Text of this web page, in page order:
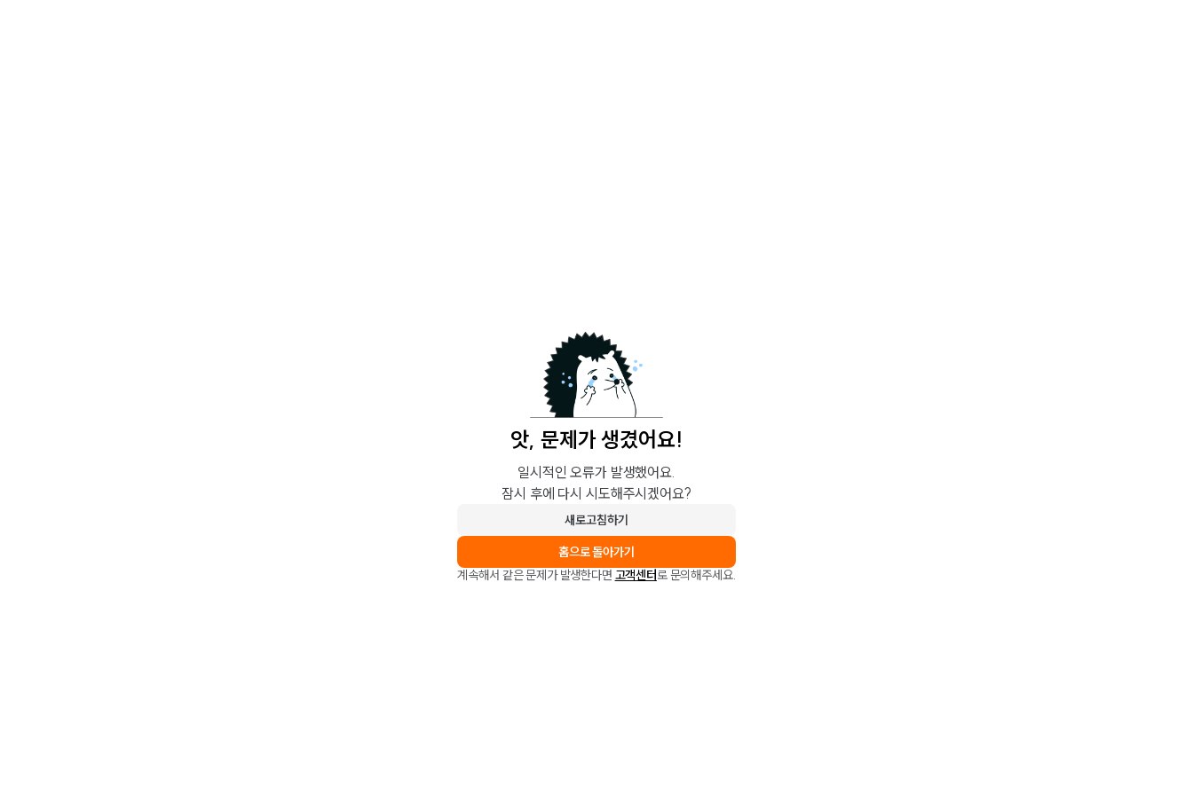
앗, 문제가 생겼어요!
일시적인 오류가 발생했어요.
잠시 후에 다시 시도해주시겠어요?
새로고침하기
홈으로 돌아가기
계속해서 같은 문제가 발생한다면 고객센터로 문의해주세요.